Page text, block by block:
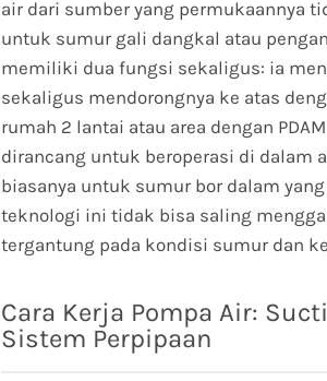
air dari sumber yang permukaannya
untuk sumur gali dangkal atau
memiliki dua fungsi sekaligus: ia
sekaligus mendorongnya ke atas
rumah 2 lantai atau area dengan
dirancang untuk beroperasi di dalam
biasanya untuk sumur bor dalam
teknologi ini tidak bisa saling
tergantung pada kondisi sumur dan
Cara Kerja Pompa Air:
Sistem Perpipaan